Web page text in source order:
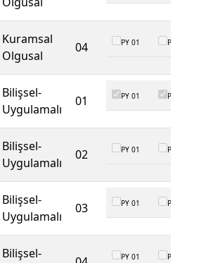
Kuramsal
Olgusal
04 PY 01 PY 02
Bilişsel-
Uygulamalı
01 PY 01 PY 02
Bilişsel-
Uygulamalı
02 PY 01 PY 02
Bilişsel-
Uygulamalı
03 PY 01 PY 02
Bilişsel-
PY 01 PY 02